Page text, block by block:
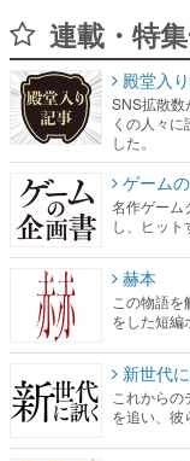
くの人々に
した。
ゲーム
名作ゲーム
し、ヒッ
赫本
この物語を
をした短編
新世代に
これからの
を追い、彼
ゲーム
ゲームに多
のコンテン